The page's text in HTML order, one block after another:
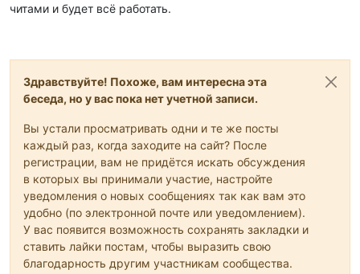
читами и будет всё работать.
Здравствуйте! Похоже, вам интересна эта
беседа, но у вас пока нет учетной записи.
Вы устали просматривать одни и те же посты
каждый раз, когда заходите на сайт? После
регистрации, вам не придётся искать обсуждения
в которых вы принимали участие, настройте
уведомления о новых сообщениях так как вам это
удобно (по электронной почте или уведомлением).
У вас появится возможность сохранять закладки и
ставить лайки постам, чтобы выразить свою
благодарность другим участникам сообщества.